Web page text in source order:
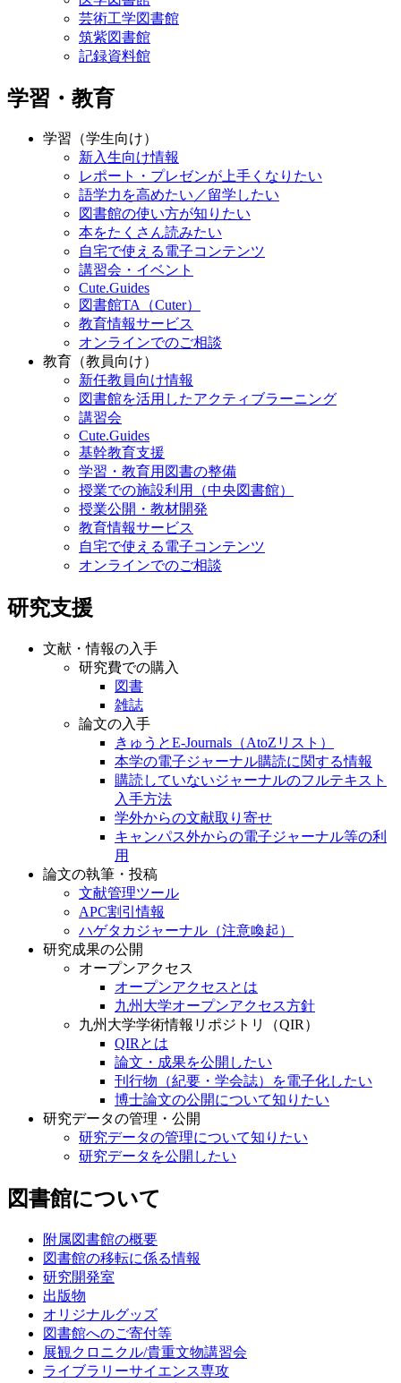
芸術工学図書館
筑紫図書館
記録資料館
学習・教育
学習（学生向け）
新入生向け情報
レポート・プレゼンが上手くなりたい
語学力を高めたい／留学したい
図書館の使い方が知りたい
本をたくさん読みたい
自宅で使える電子コンテンツ
講習会・イベント
Cute.Guides
図書館TA（Cuter）
教育情報サービス
オンラインでのご相談
教育（教員向け）
新任教員向け情報
図書館を活用したアクティブラーニング
講習会
Cute.Guides
基幹教育支援
学習・教育用図書の整備
授業での施設利用（中央図書館）
授業公開・教材開発
教育情報サービス
自宅で使える電子コンテンツ
オンラインでのご相談
研究支援
文献・情報の入手
研究費での購入
図書
雑誌
論文の入手
きゅうとE-Journals（AtoZリスト）
本学の電子ジャーナル購読に関する情報
購読していないジャーナルのフルテキスト
入手方法
学外からの文献取り寄せ
キャンパス外からの電子ジャーナル等の利
用
論文の執筆・投稿
文献管理ツール
APC割引情報
ハゲタカジャーナル（注意喚起）
研究成果の公開
オープンアクセス
オープンアクセスとは
九州大学オープンアクセス方針
九州大学学術情報リポジトリ（QIR）
QIRとは
論文・成果を公開したい
刊行物（紀要・学会誌）を電子化したい
博士論文の公開について知りたい
研究データの管理・公開
研究データの管理について知りたい
研究データを公開したい
図書館について
附属図書館の概要
図書館の移転に係る情報
研究開発室
出版物
オリジナルグッズ
図書館へのご寄付等
展観クロニクル/貴重文物講習会
ライブラリーサイエンス専攻